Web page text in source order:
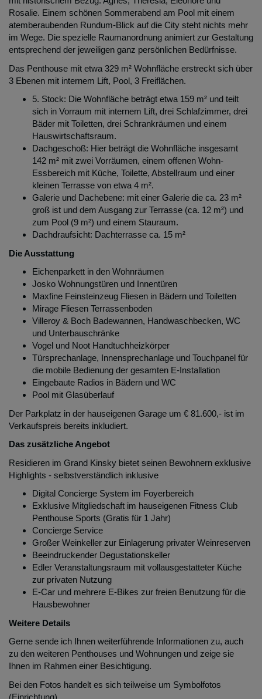
Rosalie. Einem schönen Sommerabend am Pool mit einem
atemberaubenden Rundum-Blick auf die City steht nichts mehr
im Wege. Die spezielle Raumanordnung animiert zur Gestaltung
entsprechend der jeweiligen ganz persönlichen Bedürfnisse.
Das Penthouse mit etwa 329 m² Wohnfläche erstreckt sich über
3 Ebenen mit internem Lift, Pool, 3 Freiflächen.
5. Stock: Die Wohnfläche beträgt etwa 159 m² und teilt
sich in Vorraum mit internem Lift, drei Schlafzimmer, drei
Bäder mit Toiletten, drei Schrankräumen und einem
Hauswirtschaftsraum.
Dachgeschoß: Hier beträgt die Wohnfläche insgesamt
142 m² mit zwei Vorräumen, einem offenen Wohn-
Essbereich mit Küche, Toilette, Abstellraum und einer
kleinen Terrasse von etwa 4 m².
Galerie und Dachebene: mit einer Galerie die ca. 23 m²
groß ist und dem Ausgang zur Terrasse (ca. 12 m²) und
zum Pool (9 m²) und einem Stauraum.
Dachdraufsicht: Dachterrasse ca. 15 m²
Die Ausstattung
Eichenparkett in den Wohnräumen
Josko Wohnungstüren und Innentüren
Maxfine Feinsteinzeug Fliesen in Bädern und Toiletten
Mirage Fliesen Terrassenboden
Villeroy & Boch Badewannen, Handwaschbecken, WC
und Unterbauschränke
Vogel und Noot Handtuchheizkörper
Türsprechanlage, Innensprechanlage und Touchpanel für
die mobile Bedienung der gesamten E-Installation
Eingebaute Radios in Bädern und WC
Pool mit Glasüberlauf
Der Parkplatz in der hauseigenen Garage um € 81.600,- ist im
Verkaufspreis bereits inkludiert.
Das zusätzliche Angebot
Residieren im Grand Kinsky bietet seinen Bewohnern exklusive
Highlights - selbstverständlich inklusive
Digital Concierge System im Foyerbereich
Exklusive Mitgliedschaft im hauseigenen Fitness Club
Penthouse Sports (Gratis für 1 Jahr)
Concierge Service
Großer Weinkeller zur Einlagerung privater Weinreserven
Beeindruckender Degustationskeller
Edler Veranstaltungsraum mit vollausgestatteter Küche
zur privaten Nutzung
E-Car und mehrere E-Bikes zur freien Benutzung für die
Hausbewohner
Weitere Details
Gerne sende ich Ihnen weiterführende Informationen zu, auch
zu den weiteren Penthouses und Wohnungen und zeige sie
Ihnen im Rahmen einer Besichtigung.
Bei den Fotos handelt es sich teilweise um Symbolfotos
(Einrichtung)